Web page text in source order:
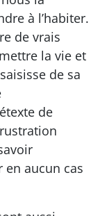
à l’habiter.
de vrais
la vie et
de sa
de
aucun cas